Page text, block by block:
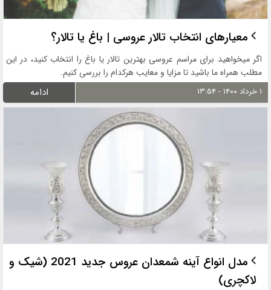
معیارهای انتخاب تالار عروسی | باغ یا تالار؟
اگر میخواهید برای مراسم عروسی بهترین تالار یا باغ را انتخاب کنید، در این
مطلب همراه ما باشید تا مزایا و معایب هرکدام را بررسی کنیم.
۱ خرداد ۱۴۰۰ - ۱۳:۵۴ ادامه
مدل انواع آینه شمعدان عروس جدید 2021 (شیک و
لاکچری)